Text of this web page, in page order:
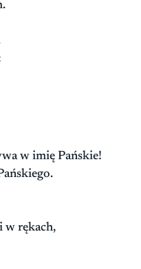
w imię Pańskie!
w rękach,